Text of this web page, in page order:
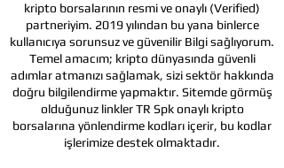
kripto borsalarının resmi ve onaylı (Verified)
partneriyim. 2019 yılından bu yana binlerce
kullanıcıya sorunsuz ve güvenilir Bilgi sağlıyorum.
Temel amacım; kripto dünyasında güvenli
adımlar atmanızı sağlamak, sizi sektör hakkında
doğru bilgilendirme yapmaktır. Sitemde görmüş
olduğunuz linkler TR Spk onaylı kripto
borsalarına yönlendirme kodları içerir, bu kodlar
işlerimize destek olmaktadır.